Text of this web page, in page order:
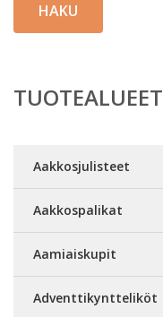
HAKU
TUOTEALUEET
Aakkosjulisteet
Aakkospalikat
Aamiaiskupit
Adventtikyntteliköt